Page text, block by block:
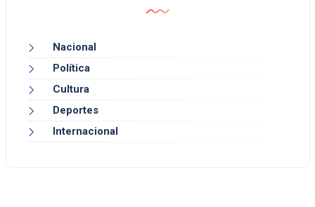
Nacional
Política
Cultura
Deportes
Internacional